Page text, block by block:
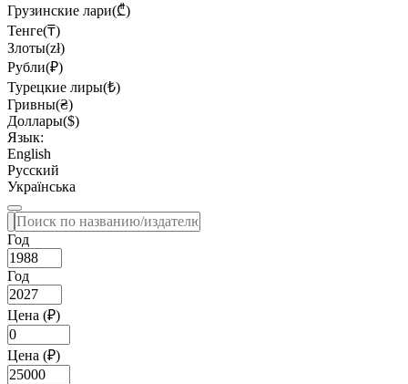
Грузинские лари(₾)
Тенге(₸)
Злоты(zł)
Рубли(₽)
Турецкие лиры(₺)
Гривны(₴)
Доллары($)
Язык:
English
Русский
Українська
Год
Год
Цена (₽)
Цена (₽)